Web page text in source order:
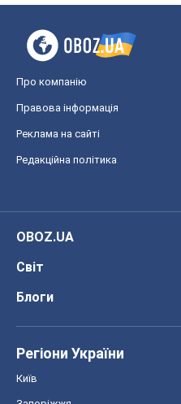
Про компанію
Правова інформація
Реклама на сайті
Редакційна політика
OBOZ.UA
Світ
Блоги
Регіони України
Київ